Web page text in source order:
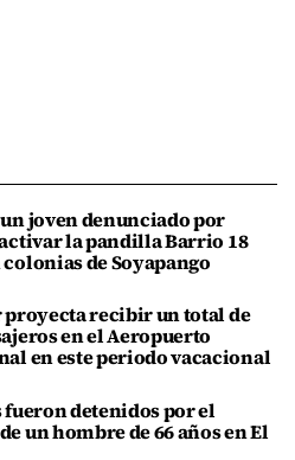
joven denunciado por
la pandilla Barrio 18
de Soyapango
proyecta recibir un total de
en el Aeropuerto
en este periodo vacacional
fueron detenidos por el
un hombre de 66 años en El